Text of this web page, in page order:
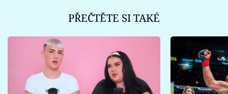
PŘEČTĚTE SI TAKÉ